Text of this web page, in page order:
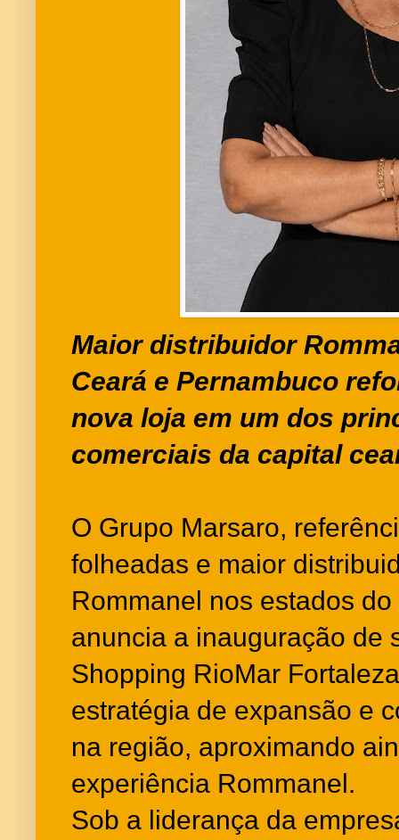
Maior distribuidor
Ceará e Pernambuco
nova loja em um dos
comerciais da capital
O Grupo Marsaro,
folheadas e maior
Rommanel nos estados
anuncia a inauguração de
Shopping RioMar
estratégia de expansão e
na região, aproximando
experiência Rommanel.
Sob a liderança da